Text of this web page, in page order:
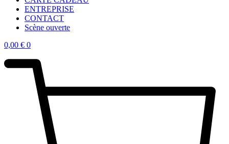
ENTREPRISE
CONTACT
Scène ouverte
0,00 € 0